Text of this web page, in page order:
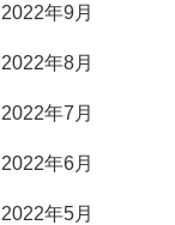
2022年9月
2022年8月
2022年7月
2022年6月
2022年5月